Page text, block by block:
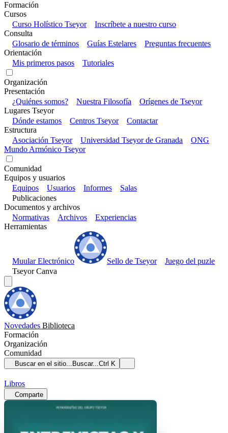
Formación
Cursos
Curso Holístico Tseyor
Inscríbete a nuestro curso
Consulta
Glosario de términos
Guías Estelares
Preguntas frecuentes
Orientación
Mis primeros pasos
Tutoriales
Organización
Presentación
¿Quiénes somos?
Nuestra Filosofía
Orígenes de Tseyor
Lugares Tseyor
Dónde estamos
Centros Tseyor
Contactar
Estructura
Asociación Tseyor
Universidad Tseyor de Granada
ONG
Mundo Armónico Tseyor
Comunidad
Equipos y usuarios
Equipos
Usuarios Informes
Salas
Publicaciones
Documentos y archivos
Normativas
Archivos
Experiencias
Herramientas
Muular Electrónico Sello de Tseyor
Juego del puzle
Tseyor Canva
Novedades Biblioteca
Formación
Organización
Comunidad
Buscar en el sitio... Buscar...Ctrl K
Libros
Comparte